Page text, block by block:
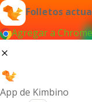
Folletos
Agregar a
App de Kimbino